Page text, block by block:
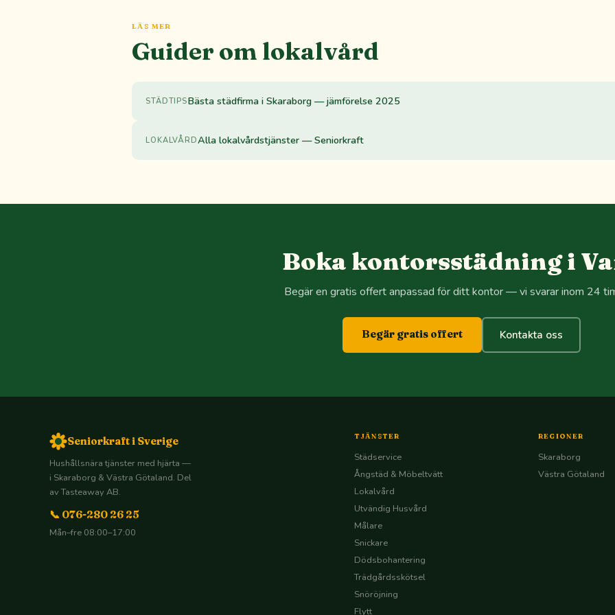
LÄS MER
Guider om lokalvård
STÄDTIPSBästa städfirma i Skaraborg — jämförelse 2025
LOKALVÅRDAlla lokalvårdstjänster — Seniorkraft
Boka kontorsstädning i
Begär en gratis offert anpassad för ditt kontor — vi svarar inom 24
Begär gratis offert Kontakta oss
Seniorkraft i Sverige
Hushållsnära tjänster med hjärta —
i Skaraborg & Västra Götaland. Del
av Tasteaway AB.
📞 076-280 26 25
Mån–fre 08:00–17:00
TJÄNSTER
Städservice
Ångstäd & Möbeltvätt
Lokalvård
Utvändig Husvård
Målare
Snickare
Dödsbohantering
Trädgårdsskötsel
Snöröjning
Flytt
REGIONER
Skaraborg
Västra Götaland